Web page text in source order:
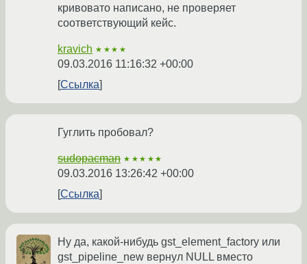
кривовато написано, не проверяет
соответствующий кейс.
kravich ★★★★
09.03.2016 11:16:32 +00:00
Ссылка
Гуглить пробовал?
sudopacman ★★★★★
09.03.2016 13:26:42 +00:00
Ссылка
Ну да, какой-нибудь gst_element_factory или
gst_pipeline_new вернул NULL вместо